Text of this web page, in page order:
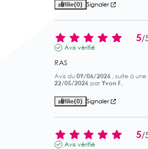
Utile(0) Signaler
5/
Avis vérifié
RAS
Avis du 09/06/2026 , suite à
22/05/2026 par Yvon F.
Utile(0) Signaler
5/
Avis vérifié